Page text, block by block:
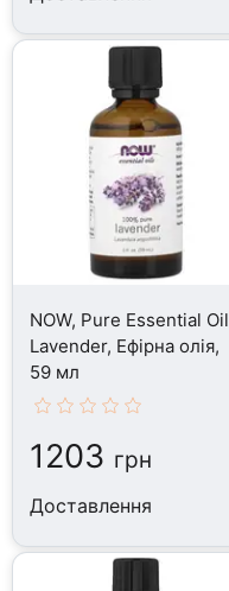
NOW, Pure Essential Oil
Lavender, Ефірна олія,
59 мл
1203 грн
Доставлення